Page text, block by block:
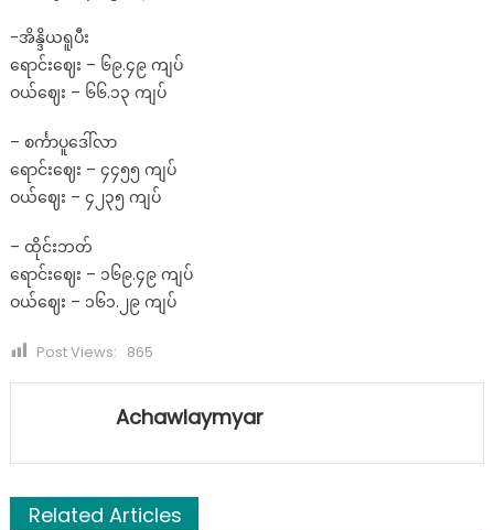
-အိန္ဒိယရူပီး
ရောင်းဈေး – ၆၉.၄၉ ကျပ်
ဝယ်ဈေး – ၆၆.၁၃ ကျပ်
– စင်္ကာပူဒေါ်လာ
ရောင်းဈေး – ၄၄၅၅ ကျပ်
ဝယ်ဈေး – ၄၂၃၅ ကျပ်
– ထိုင်းဘတ်
ရောင်းဈေး – ၁၆၉.၄၉ ကျပ်
ဝယ်ဈေး – ၁၆၁.၂၉ ကျပ်
Post Views: 865
Achawlaymyar
Related Articles